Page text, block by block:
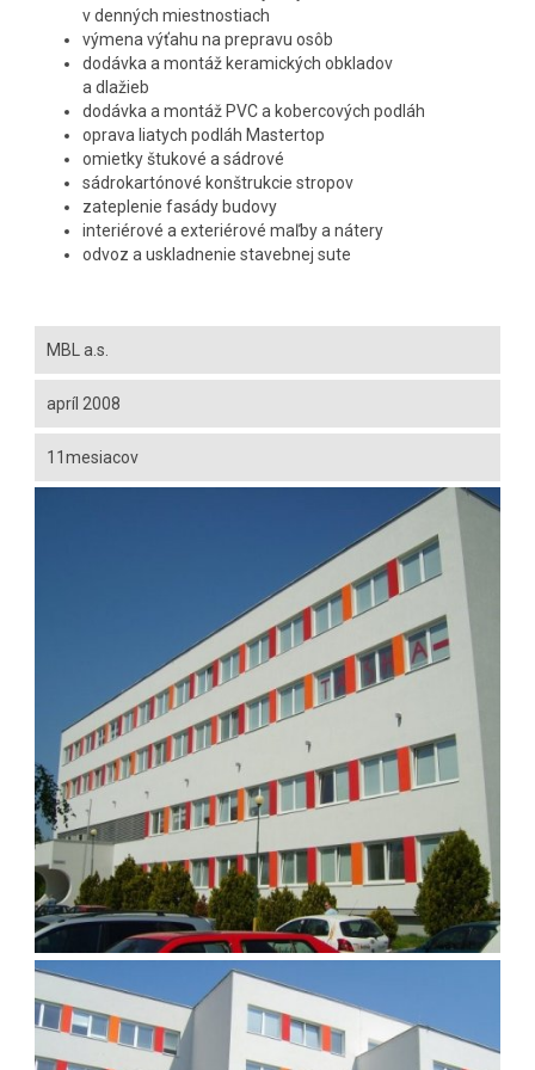
v denných miestnostiach
výmena výťahu na prepravu osôb
dodávka a montáž keramických obkladov
a dlažieb
dodávka a montáž PVC a kobercových podláh
oprava liatych podláh Mastertop
omietky štukové a sádrové
sádrokartónové konštrukcie stropov
zateplenie fasády budovy
interiérové a exteriérové maľby a nátery
odvoz a uskladnenie stavebnej sute
MBL a.s.
apríl 2008
11mesiacov